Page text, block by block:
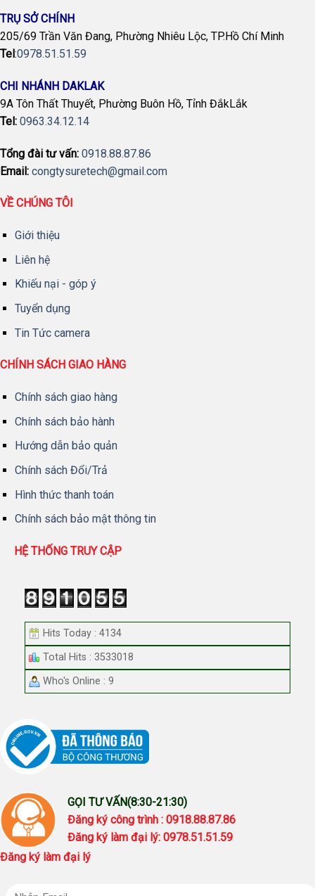
TRỤ SỞ CHÍNH
205/69 Trần Văn Đang, Phường Nhiêu Lộc, TP.Hồ Chí Minh
Tel:0978.51.51.59
CHI NHÁNH DAKLAK
9A Tôn Thất Thuyết, Phường Buôn Hồ, Tỉnh ĐắkLắk
Tel: 0963.34.12.14
Tổng đài tư vấn: 0918.88.87.86
Email: congtysuretech@gmail.com
VỀ CHÚNG TÔI
Giới thiệu
Liên hệ
Khiếu nại - góp ý
Tuyển dụng
Tin Tức camera
CHÍNH SÁCH GIAO HÀNG
Chính sách giao hàng
Chính sách bảo hành
Hướng dẫn bảo quản
Chính sách Đổi/Trả
Hình thức thanh toán
Chính sách bảo mật thông tin
HỆ THỐNG TRUY CẬP
Hits Today : 4134
Total Hits : 3533018
Who's Online : 9
GỌI TƯ VẤN(8:30-21:30)
Đăng ký công trình : 0918.88.87.86
Đăng ký làm đại lý: 0978.51.51.59
Đăng ký làm đại lý